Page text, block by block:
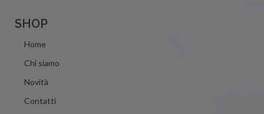
SHOP
Home
Chi siamo
Novità
Contatti